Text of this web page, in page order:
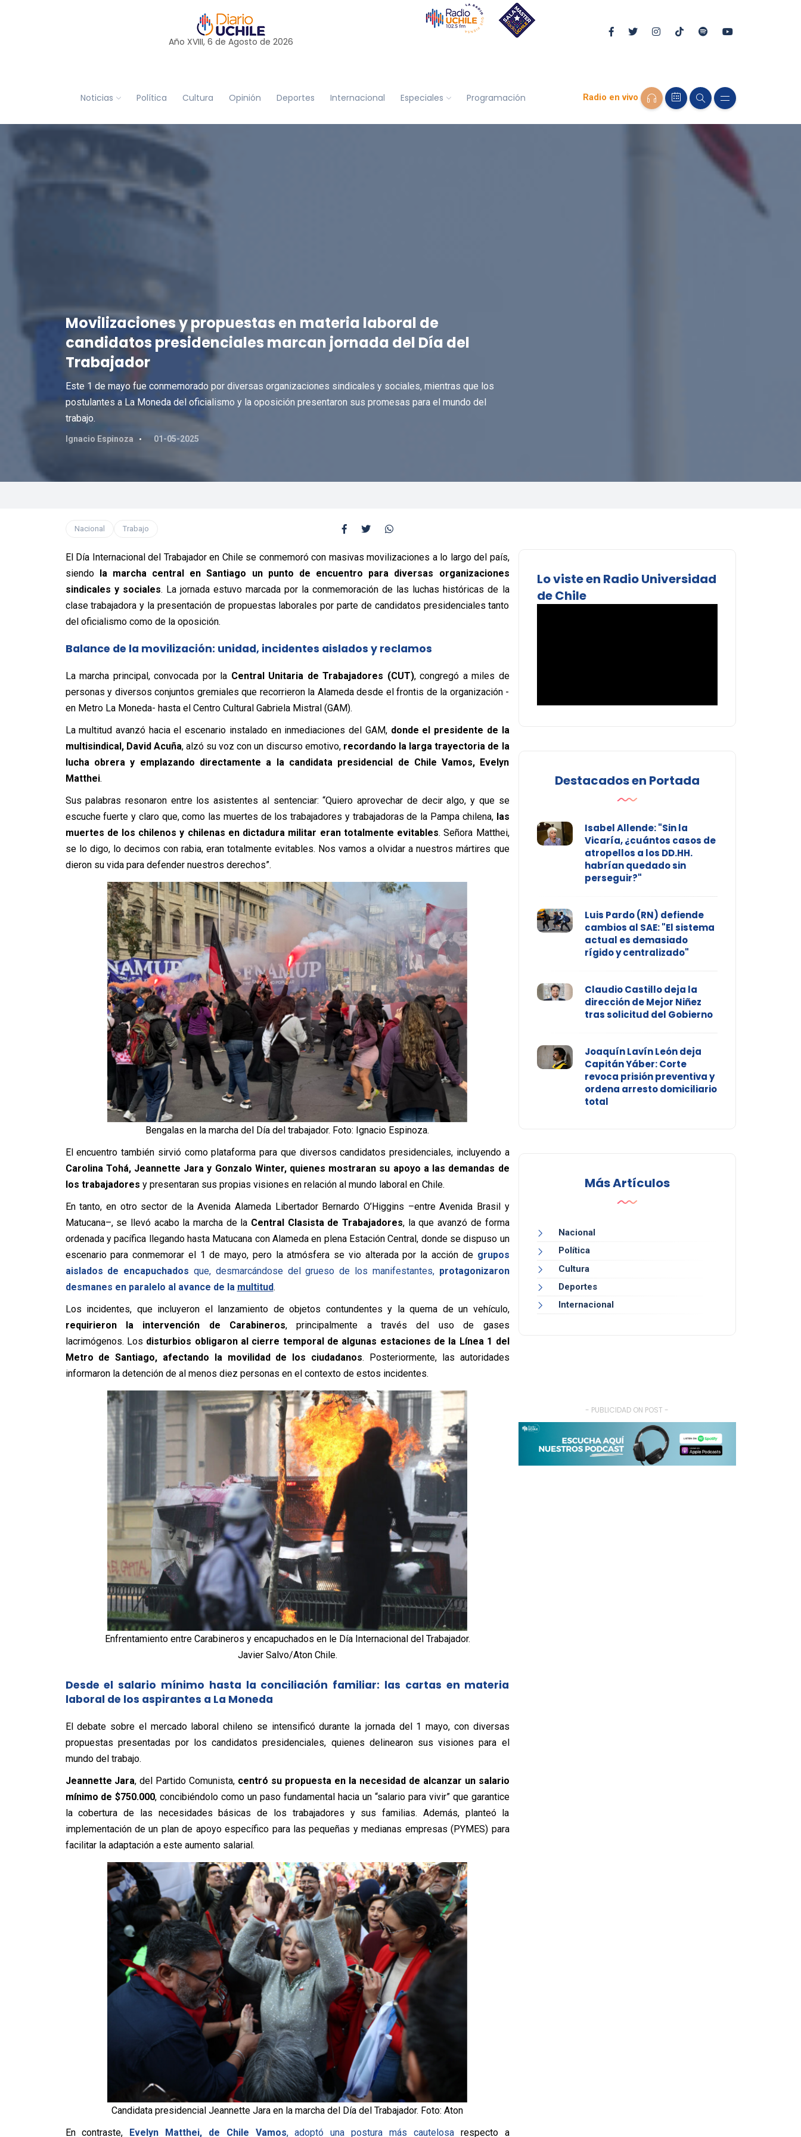
Año XVIII, 6 de Agosto de 2026
Noticias Política Cultura Opinión Deportes Internacional Especiales Programación Radio en vivo
Movilizaciones y propuestas en materia laboral de
candidatos presidenciales marcan jornada del Día del
Trabajador
Este 1 de mayo fue conmemorado por diversas organizaciones sindicales y sociales, mientras que los
postulantes a La Moneda del oficialismo y la oposición presentaron sus promesas para el mundo del
trabajo.
Ignacio Espinoza 01-05-2025
Nacional Trabajo
El Día Internacional del Trabajador en Chile se conmemoró con masivas movilizaciones a lo largo del país,
siendo la marcha central en Santiago un punto de encuentro para diversas organizaciones
sindicales y sociales. La jornada estuvo marcada por la conmemoración de las luchas históricas de la
clase trabajadora y la presentación de propuestas laborales por parte de candidatos presidenciales tanto
del oficialismo como de la oposición.
Balance de la movilización: unidad, incidentes aislados y reclamos
La marcha principal, convocada por la Central Unitaria de Trabajadores (CUT), congregó a miles de
personas y diversos conjuntos gremiales que recorrieron la Alameda desde el frontis de la organización -
en Metro La Moneda- hasta el Centro Cultural Gabriela Mistral (GAM).
La multitud avanzó hacia el escenario instalado en inmediaciones del GAM, donde el presidente de la
multisindical, David Acuña, alzó su voz con un discurso emotivo,recordando la larga trayectoria de la
lucha obrera y emplazando directamente a la candidata presidencial de Chile Vamos, Evelyn
Matthei.
Sus palabras resonaron entre los asistentes al sentenciar: “Quiero aprovechar de decir algo, y que se
escuche fuerte y claro que, como las muertes de los trabajadores y trabajadoras de la Pampa chilena, las
muertes de los chilenos y chilenas en dictadura militar eran totalmente evitables. Señora Matthei,
se lo digo, lo decimos con rabia, eran totalmente evitables. Nos vamos a olvidar a nuestros mártires que
dieron su vida para defender nuestros derechos”.
Bengalas en la marcha del Día del trabajador. Foto: Ignacio Espinoza.
El encuentro también sirvió como plataforma para que diversos candidatos presidenciales, incluyendo a
Carolina Tohá, Jeannette Jara y Gonzalo Winter, quienes mostraran su apoyo a las demandas de
los trabajadores y presentaran sus propias visiones en relación al mundo laboral en Chile.
En tanto, en otro sector de la Avenida Alameda Libertador Bernardo O’Higgins –entre Avenida Brasil y
Matucana–, se llevó acabo la marcha de la Central Clasista de Trabajadores, la queavanzó de forma
ordenada y pacífica llegando hasta Matucana con Alameda en plena Estación Central, donde se dispuso un
escenario para conmemorar el 1 de mayo, pero la atmósfera se vio alterada por la acción de grupos
aislados de encapuchados que, desmarcándose del grueso de los manifestantes, protagonizaron
desmanes en paralelo al avance de la multitud.
Los incidentes, que incluyeron el lanzamiento de objetos contundentes y la quema de un vehículo,
requirieron la intervención de Carabineros, principalmente a través del uso de gases
lacrimógenos. Los disturbios obligaron al cierre temporal de algunas estaciones de la Línea 1 del
Metro de Santiago, afectando la movilidad de los ciudadanos. Posteriormente, las autoridades
informaron la detención de al menos diez personas en el contexto de estos incidentes.
Enfrentamiento entre Carabineros y encapuchados en le Día Internacional del Trabajador.
Javier Salvo/Aton Chile.
Desde el salario mínimo hasta la conciliación familiar: las cartas en materia
laboral de los aspirantes a La Moneda
El debate sobre el mercado laboral chileno se intensificó durante la jornada del 1 mayo, con diversas
propuestas presentadas por los candidatos presidenciales, quienes delinearon sus visiones para el
mundo del trabajo.
Jeannette Jara, del Partido Comunista, centró su propuesta en la necesidad de alcanzar un salario
mínimo de $750.000, concibiéndolo como un paso fundamental hacia un “salario para vivir” que garantice
la cobertura de las necesidades básicas de los trabajadores y sus familias. Además, planteó la
implementación de un plan de apoyo específico para las pequeñas y medianas empresas (PYMES) para
facilitar la adaptación a este aumento salarial.
Candidata presidencial Jeannette Jara en la marcha del Día del Trabajador. Foto: Aton
En contraste, Evelyn Matthei, de Chile Vamos, adoptó una postura más cautelosarespecto a
Lo viste en Radio Universidad
de Chile
Destacados en Portada
Isabel Allende: "Sin la
Vicaría, ¿cuántos casos de
atropellos a los DD.HH.
habrían quedado sin
perseguir?"
Luis Pardo (RN) defiende
cambios al SAE: "El sistema
actual es demasiado
rígido y centralizado"
Claudio Castillo deja la
dirección de Mejor Niñez
tras solicitud del Gobierno
Joaquín Lavín León deja
Capitán Yáber: Corte
revoca prisión preventiva y
ordena arresto domiciliario
total
Más Artículos
Nacional
Política
Cultura
Deportes
Internacional
- PUBLICIDAD ON POST -